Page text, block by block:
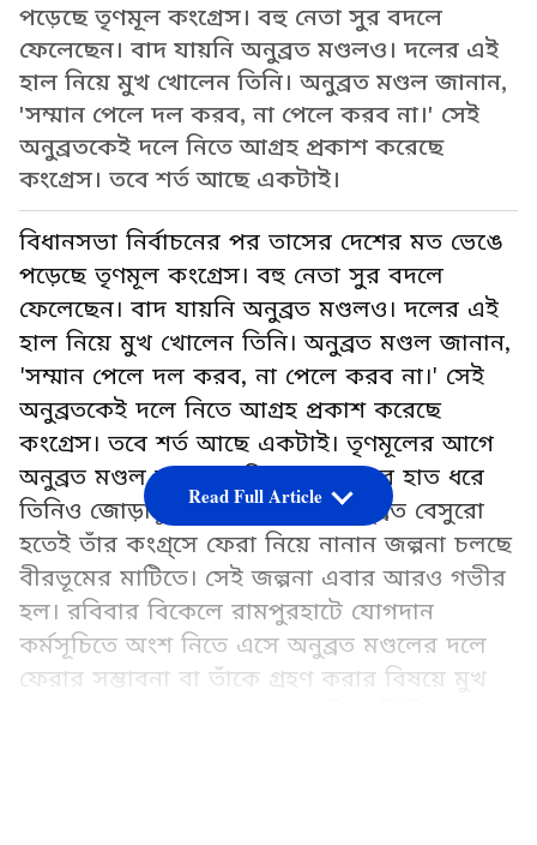
পড়েছে তৃণমূল কংগ্রেস। বহু নেতা সুর বদলে
ফেলেছেন। বাদ যায়নি অনুব্রত মণ্ডলও। দলের এই
হাল নিয়ে মুখ খোলেন তিনি। অনুব্রত মণ্ডল জানান,
'সম্মান পেলে দল করব, না পেলে করব না।' সেই
অনুব্রতকেই দলে নিতে আগ্রহ প্রকাশ করেছে
কংগ্রেস। তবে শর্ত আছে একটাই।
বিধানসভা নির্বাচনের পর তাসের দেশের মত ভেঙে
পড়েছে তৃণমূল কংগ্রেস। বহু নেতা সুর বদলে
ফেলেছেন। বাদ যায়নি অনুব্রত মণ্ডলও। দলের এই
হাল নিয়ে মুখ খোলেন তিনি। অনুব্রত মণ্ডল জানান,
'সম্মান পেলে দল করব, না পেলে করব না।' সেই
অনুব্রতকেই দলে নিতে আগ্রহ প্রকাশ করেছে
কংগ্রেস। তবে শর্ত আছে একটাই। তৃণমূলের আগে
অনুব্রত মণ্ডল কংগ্রেসে ছিলেন। মমতার হাত ধরে
তিনিও জোড়াফুলে চলে আসেন। অনুব্রত বেসুরো
হতেই তাঁর কংগ্র্সে ফেরা নিয়ে নানান জল্পনা চলছে
বীরভূমের মাটিতে। সেই জল্পনা এবার আরও গভীর
হল। রবিবার বিকেলে রামপুরহাটে যোগদান
কর্মসূচিতে অংশ নিতে এসে অনুব্রত মণ্ডলের দলে
ফেরার সম্ভাবনা বা তাঁকে গ্রহণ করার বিষয়ে মুখ
Read Full Article